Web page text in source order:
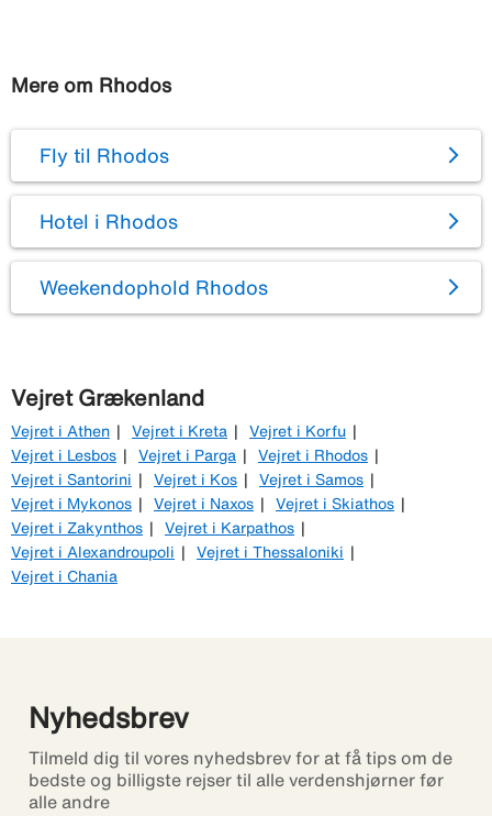
Mere om Rhodos
Fly til Rhodos
Hotel i Rhodos
Weekendophold Rhodos
Vejret Grækenland
Vejret i Athen Vejret i Kreta
Vejret i Korfu
Vejret i Lesbos
Vejret i Parga
Vejret i Rhodos
Vejret i Santorini
Vejret i Kos
Vejret i Samos
Vejret i Mykonos
Vejret i Naxos
Vejret i Skiathos
Vejret i Zakynthos
Vejret i Karpathos
Vejret i Alexandroupoli
Vejret i Thessaloniki
Vejret i Chania
Nyhedsbrev
Tilmeld dig til vores nyhedsbrev for at få tips om de
bedste og billigste rejser til alle verdenshjørner før
alle andre